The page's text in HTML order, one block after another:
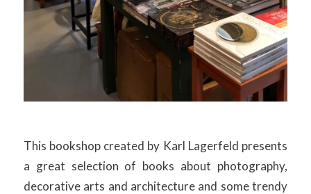
This bookshop created by Karl Lagerfeld presents
a great selection of books about photography,
decorative arts and architecture and some trendy